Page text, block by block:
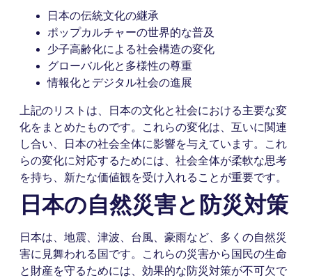
日本の伝統文化の継承
ポップカルチャーの世界的な普及
少子高齢化による社会構造の変化
グローバル化と多様性の尊重
情報化とデジタル社会の進展
上記のリストは、日本の文化と社会における主要な変
化をまとめたものです。これらの変化は、互いに関連
し合い、日本の社会全体に影響を与えています。これ
らの変化に対応するためには、社会全体が柔軟な思考
を持ち、新たな価値観を受け入れることが重要です。
日本の自然災害と防災対策
日本は、地震、津波、台風、豪雨など、多くの自然災
害に見舞われる国です。これらの災害から国民の生命
と財産を守るためには、効果的な防災対策が不可欠で